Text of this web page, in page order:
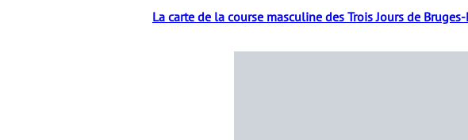
La carte de la course masculine des Trois Jours de Bruges-